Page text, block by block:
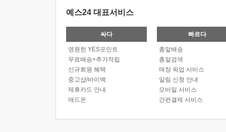
예스24 대표서비스
싸다
영원한 YES포인트
무료배송+추가적립
신규회원 혜택
중고샵/바이백
제휴카드 안내
애드온
빠르다
총알배송
총알검색
매장 픽업 서비스
알림 신청 안내
모바일 서비스
간편결제 서비스